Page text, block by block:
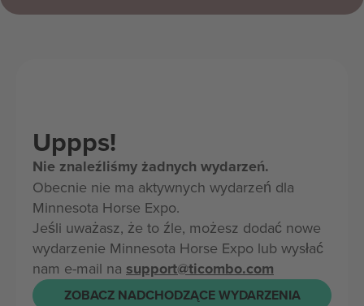
Uppps!
Nie znaleźliśmy żadnych wydarzeń.
Obecnie nie ma aktywnych wydarzeń dla
Minnesota Horse Expo.
Jeśli uważasz, że to źle, możesz dodać nowe
wydarzenie Minnesota Horse Expo lub wysłać
nam e-mail na support@ticombo.com
ZOBACZ NADCHODZĄCE WYDARZENIA